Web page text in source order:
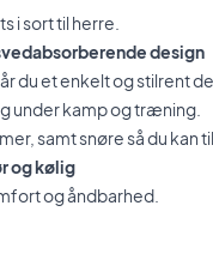
i sort til herre.
design
du et enkelt og stilrent
under kamp og træning.
samt snøre så du kan
og kølig
og åndbarhed.